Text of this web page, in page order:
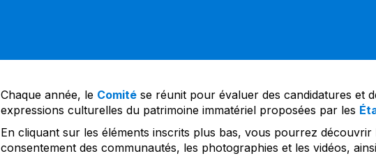
Chaque année, le Comitése réunit pour évaluer des candidatures et
expressions culturelles du patrimoine immatériel proposées par les
En cliquant sur les éléments inscrits plus bas, vous pourrez découvrir
consentement des communautés, les photographies et les vidéos,